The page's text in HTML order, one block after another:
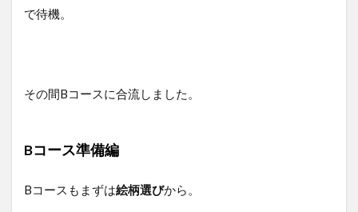
で待機。
その間Bコースに合流しました。
Bコース準備編
Bコースもまずは絵柄選びから。